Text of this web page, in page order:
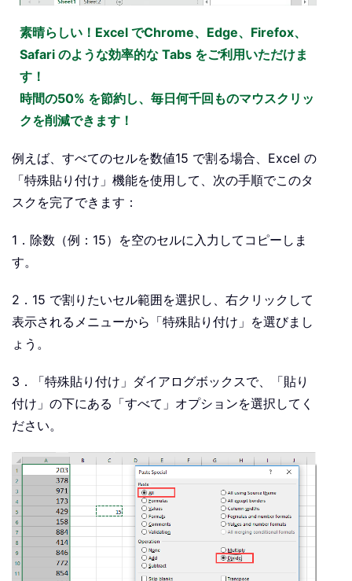
素晴らしい！Excel でChrome、Edge、Firefox、
Safari のような効率的な Tabs をご利用いただけま
す！
時間の50% を節約し、毎日何千回ものマウスクリッ
クを削減できます！
例えば、すべてのセルを数値15 で割る場合、Excel の
「特殊貼り付け」機能を使用して、次の手順でこのタ
スクを完了できます：
1．除数（例：15）を空のセルに入力してコピーしま
す。
2．15 で割りたいセル範囲を選択し、右クリックして
表示されるメニューから「特殊貼り付け」を選びまし
ょう。
3．「特殊貼り付け」ダイアログボックスで、「貼り
付け」の下にある「すべて」オプションを選択してく
ださい。